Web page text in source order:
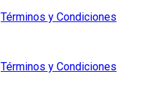
Términos y Condiciones
Términos y Condiciones